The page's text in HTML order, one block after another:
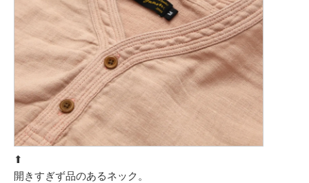
⬆︎
開きすぎず品のあるネック。